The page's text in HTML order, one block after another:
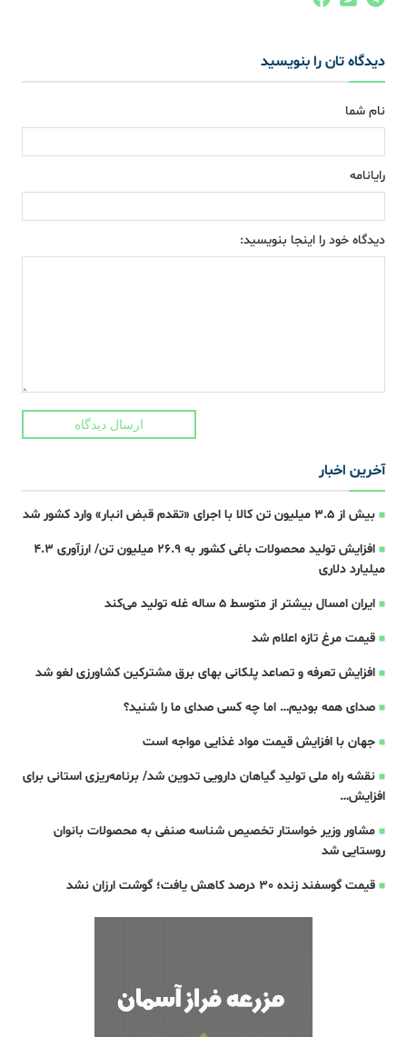
دیدگاه تان را بنویسید
نام شما
رایانامه
دیدگاه خود را اینجا بنویسید:
ارسال دیدگاه
آخرین اخبار
بیش از ۳.۵ میلیون تن کالا با اجرای «تقدم قبض انبار» وارد کشور شد
افزایش تولید محصولات باغی کشور به ۲۶.۹ میلیون تن/ ارزآوری ۴.۳
میلیارد دلاری
ایران امسال بیشتر از متوسط 5 ساله غله تولید می‌کند
قیمت مرغ تازه اعلام شد
افزایش تعرفه و تصاعد پلکانی بهای برق مشترکین کشاورزی لغو شد
صدای همه بودیم… اما چه کسی صدای ما را شنید؟
جهان با افزایش قیمت مواد غذایی مواجه است
نقشه راه ملی تولید گیاهان دارویی تدوین شد/ برنامه‌ریزی استانی برای
افزایش…
مشاور وزیر خواستار تخصیص شناسه صنفی به محصولات بانوان
روستایی شد
قیمت گوسفند زنده 30 درصد کاهش یافت؛ گوشت ارزان نشد